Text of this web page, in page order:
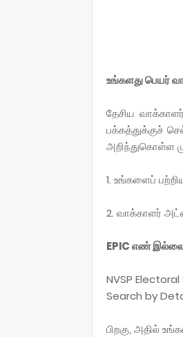
உங்களது பெயர்
தேசிய
பக்கத்துக்குச்
அறிந்துகொள்ள
1. உங்களைப்
2. வாக்காளர்
EPIC எண்
NVSP
Search by
பிறகு, அதில்